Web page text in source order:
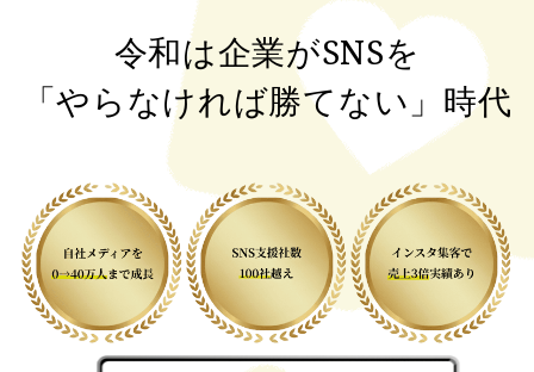
令和は企業がSNSを
「やらなければ勝てない」時代